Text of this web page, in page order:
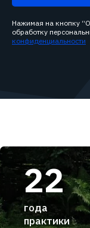
Нажимая на кнопку
обработку
конфиденциальности
22
года
практики